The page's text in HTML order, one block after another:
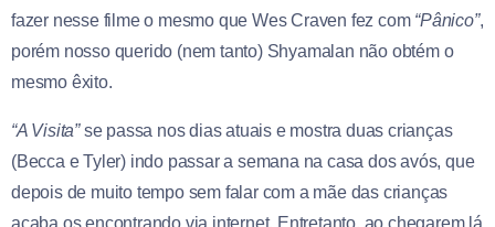
fazer nesse filme o mesmo que Wes Craven fez com “Pânico”,
porém nosso querido (nem tanto) Shyamalan não obtém o
mesmo êxito.
“A Visita”se passa nos dias atuais e mostra duas crianças
(Becca e Tyler) indo passar a semana na casa dos avós, que
depois de muito tempo sem falar com a mãe das crianças
acaba os encontrando via internet. Entretanto, ao chegarem lá